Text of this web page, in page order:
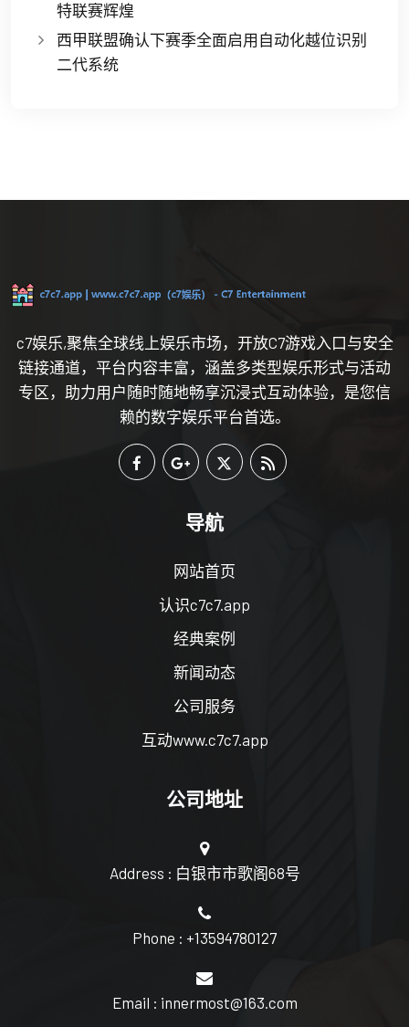
特联赛辉煌
西甲联盟确认下赛季全面启用自动化越位识别
二代系统
c7娱乐,聚焦全球线上娱乐市场，开放C7游戏入口与安全
链接通道，平台内容丰富，涵盖多类型娱乐形式与活动
专区，助力用户随时随地畅享沉浸式互动体验，是您信
赖的数字娱乐平台首选。
导航
网站首页
认识c7c7.app
经典案例
新闻动态
公司服务
互动www.c7c7.app
公司地址
Address : 白银市市歌阁68号
Phone : +13594780127
Email : innermost@163.com